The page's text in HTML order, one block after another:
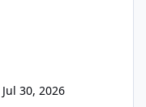
Jul 30, 2026